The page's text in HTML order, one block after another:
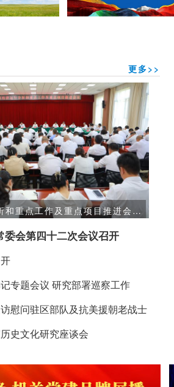
更多>>
和重点工作及重点项目推进会议
委会第四十二次会议召开
专题会议 研究部署巡察工作
慰问驻区部队及抗美援朝老战士
史文化研究座谈会